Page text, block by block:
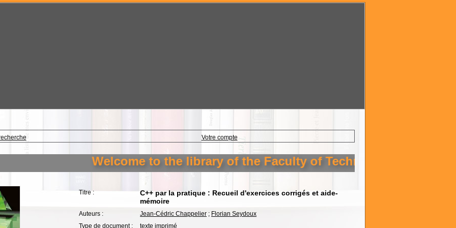
Votre compte
Welcome to the library of the Faculty of Technology Setif 1
Titre :
C++ par la pratique : Recueil d'exercices corrigés et aide-
mémoire
Auteurs : Jean-Cédric Chappelier ; Florian Seydoux
Type de document :
texte imprimé